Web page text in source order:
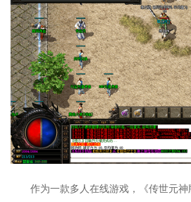
作为一款多人在线游戏，《传世元